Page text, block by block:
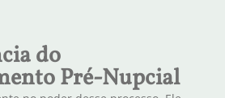
do
Pré-Nupcial